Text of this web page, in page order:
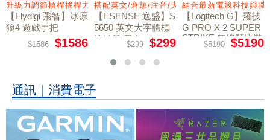
墊
升級力調節槓桿搖桿力切換扳機
【Flydigi 飛智】冰原
狼4 遊戲手把
$1586 $1586
搭配英文/倉頡/注音/大易
【ESENSE 逸盛】S
5650 英文大字體標
準鍵盤 黑色
$299 $299
結合最新電競科技與
【Logitech G】羅技
G PRO X 2 SUPER
STRIKE 無線類比遊
戲滑鼠$5190 $5190
通訊｜消費電子